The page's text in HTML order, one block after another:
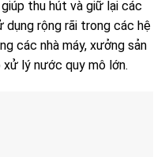
thu hút và giữ lại các
rộng rãi trong các hệ
các nhà máy, xưởng sản
lý nước quy mô lớn.